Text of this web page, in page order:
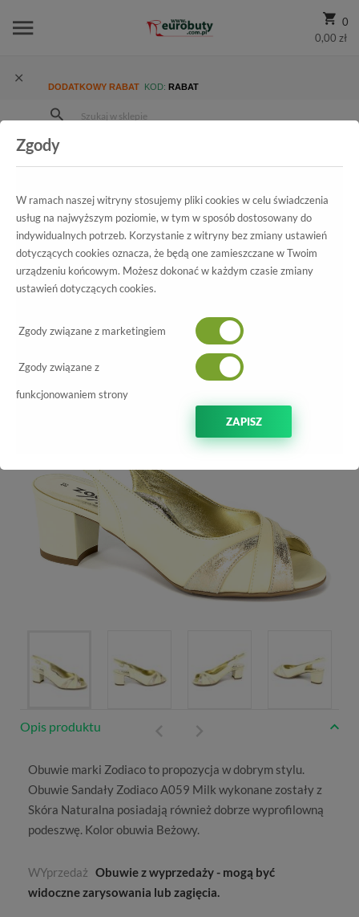
0
0,00 zł
DODATKOWY RABAT KOD: RABAT
Damskie
Sandały Sandały Zodiaco A059 Milk
Wszystkie produkty
Sandały Zodiaco
Opis produktu
Obuwie marki Zodiacoto propozycja w dobrym stylu.
Obuwie Sandały Zodiaco A059 Milk wykonane zostały z
Skóra Naturalna posiadają również dobrze wyprofilowną
podeszwę. Kolor obuwia Beżowy.
WYprzedaż Obuwie z wyprzedaży - mogą być
widoczne zarysowania lub zagięcia.
Zgody
W ramach naszej witryny stosujemy pliki cookies w celu świadczenia
usług na najwyższym poziomie, w tym w sposób dostosowany do
indywidualnych potrzeb. Korzystanie z witryny bez zmiany ustawień
dotyczących cookies oznacza, że będą one zamieszczane w Twoim
urządzeniu końcowym. Możesz dokonać w każdym czasie zmiany
ustawień dotyczących cookies.
Zgody związane z marketingiem
Zgody związane z
funkcjonowaniem strony
ZAPISZ